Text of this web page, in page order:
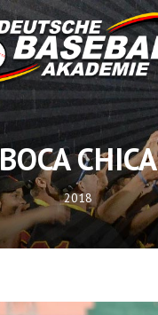
BOCA CHICA
2018